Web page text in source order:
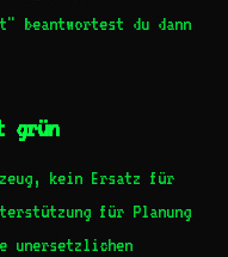
beantwortest du dann
grün
kein Ersatz für
für Planung
unersetzlichen